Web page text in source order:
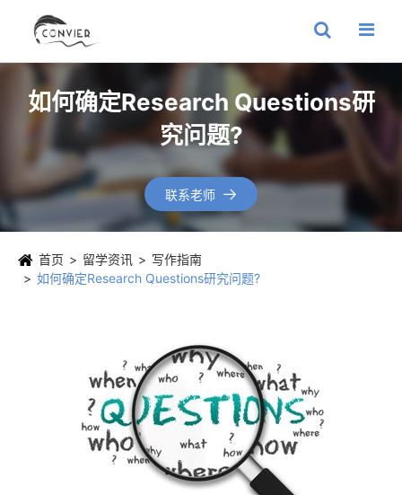
如何确定Research Questions研
究问题?
联系老师 
首页 留学资讯
写作指南
如何确定Research Questions研究问题?